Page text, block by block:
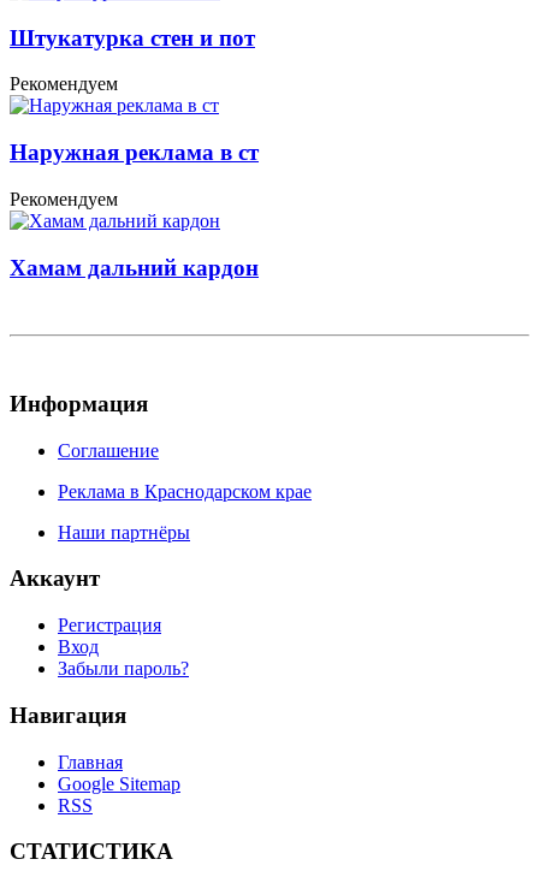
Штукатурка стен и пот
Рекомендуем
Наружная реклама в ст
Рекомендуем
Хамам дальний кардон
Информация
Соглашение
Реклама в Краснодарском крае
Наши партнёры
Аккаунт
Регистрация
Вход
Забыли пароль?
Навигация
Главная
Google Sitemap
RSS
СТАТИСТИКА